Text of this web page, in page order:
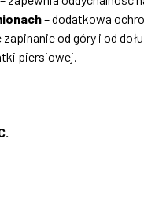
– dodatkowa
zapinanie od góry i od
piersiowej.